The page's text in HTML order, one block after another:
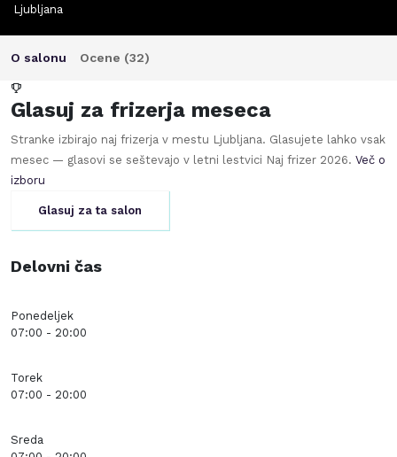
Ljubljana
O salonu Ocene (32)
Glasuj za frizerja meseca
Stranke izbirajo naj frizerja v mestu Ljubljana. Glasujete lahko vsak
mesec — glasovi se seštevajo v letni lestvici Naj frizer 2026. Več o
izboru
Glasuj za ta salon
Delovni čas
Ponedeljek
07:00 - 20:00
Torek
07:00 - 20:00
Sreda